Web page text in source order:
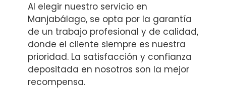
Al elegir nuestro servicio en
Manjabálago, se opta por la garantía
de un trabajo profesional y de calidad,
donde el cliente siempre es nuestra
prioridad. La satisfacción y confianza
depositada en nosotros son la mejor
recompensa.